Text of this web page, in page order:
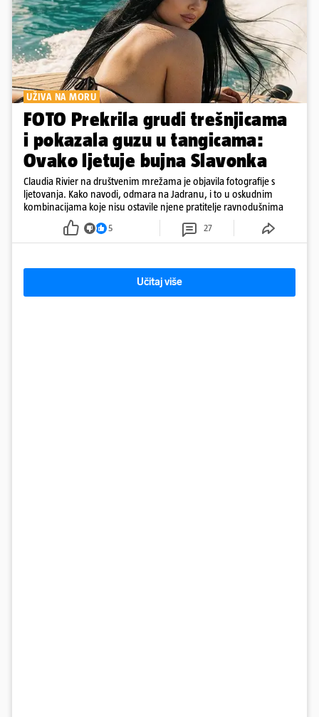
UŽIVA NA MORU
FOTO Prekrila grudi trešnjicama
i pokazala guzu u tangicama:
Ovako ljetuje bujna Slavonka
Claudia Rivier na društvenim mrežama je objavila fotografije s
ljetovanja. Kako navodi, odmara na Jadranu, i to u oskudnim
kombinacijama koje nisu ostavile njene pratitelje ravnodušnima
5 27
Učitaj više